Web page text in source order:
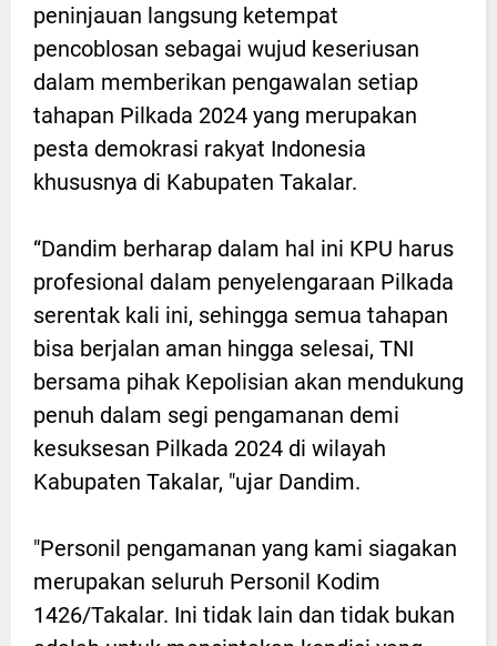
peninjauan langsung ketempat
pencoblosan sebagai wujud keseriusan
dalam memberikan pengawalan setiap
tahapan Pilkada 2024 yang merupakan
pesta demokrasi rakyat Indonesia
khususnya di Kabupaten Takalar.
“Dandim berharap dalam hal ini KPU harus
profesional dalam penyelengaraan Pilkada
serentak kali ini, sehingga semua tahapan
bisa berjalan aman hingga selesai, TNI
bersama pihak Kepolisian akan mendukung
penuh dalam segi pengamanan demi
kesuksesan Pilkada 2024 di wilayah
Kabupaten Takalar, "ujar Dandim.
"Personil pengamanan yang kami siagakan
merupakan seluruh Personil Kodim
1426/Takalar. Ini tidak lain dan tidak bukan